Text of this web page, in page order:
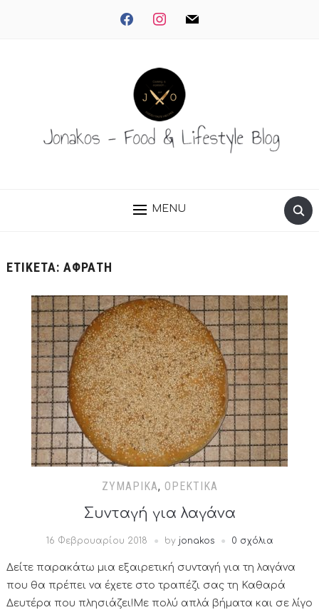
facebookinstagrammail
MENU
ΕΤΙΚΈΤΑ: ΑΦΡΆΤΗ
ΖΥΜΑΡΙΚΆ, ΟΡΕΚΤΙΚΆ
Συνταγή για λαγάνα
16 Φεβρουαρίου 2018 by jonakos 0 σχόλια
Δείτε παρακάτω μια εξαιρετική συνταγή για τη λαγάνα
που θα πρέπει να έχετε στο τραπέζι σας τη Καθαρά
Δευτέρα που πλησιάζει!Με πολύ απλά βήματα και σε λίγο